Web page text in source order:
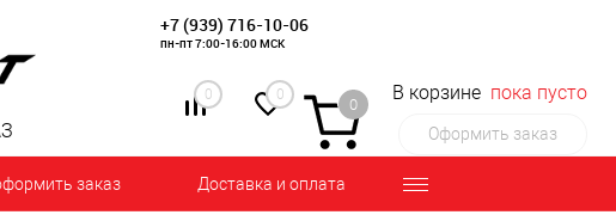
+7 (939) 716-10-06
пн-пт 7:00-16:00 МСК
0 0
0
В корзине пока пусто
Оформить заказ
заказ Доставка и оплата